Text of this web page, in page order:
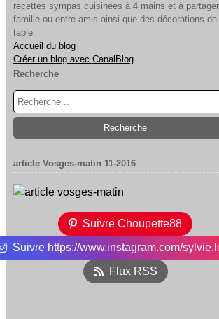
recettes sympas cuisinées à 4 mains et à
famille ou entre amis ainsi que des décorations de
table.
Accueil du blog
Créer un blog avec CanalBlog
Recherche
article Vosges-matin 11-2016
Suivre Choupette88
Suivre https://www.instagram.com/
Flux RSS